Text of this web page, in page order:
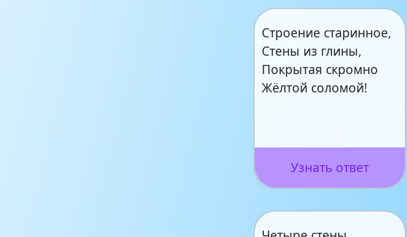
Строение старинное,
Стены из глины,
Покрытая скромно
Жёлтой соломой!
Узнать ответ